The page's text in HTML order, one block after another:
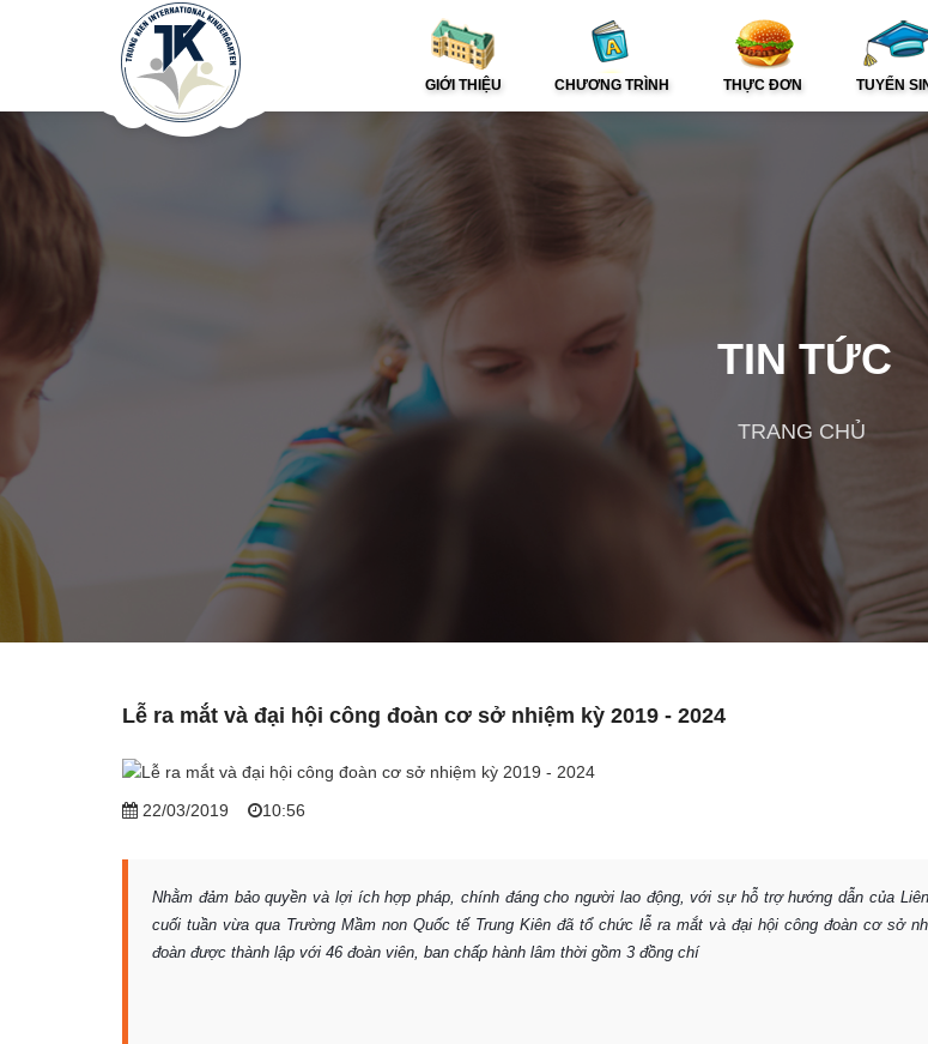
GIỚI THIỆU CHƯƠNG TRÌNH THỰC ĐƠN TUYỂN
TIN TỨC
TRANG CHỦ
Lễ ra mắt và đại hội công đoàn cơ sở nhiệm kỳ 2019 - 2024
22/03/2019 10:56
Nhằm đảm bảo quyền và lợi ích hợp pháp, chính đáng cho người lao động, với sự hỗ trợ hướng dẫn của
cuối tuần vừa qua Trường Mầm non Quốc tế Trung Kiên đã tổ chức lễ ra mắt và đại hội công đoàn cơ sở
đoàn được thành lập với 46 đoàn viên, ban chấp hành lâm thời gồm 3 đồng chí